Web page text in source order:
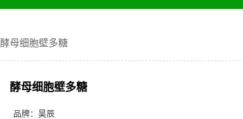
酵母细胞壁多糖
酵母细胞壁多糖
品牌： 昊辰